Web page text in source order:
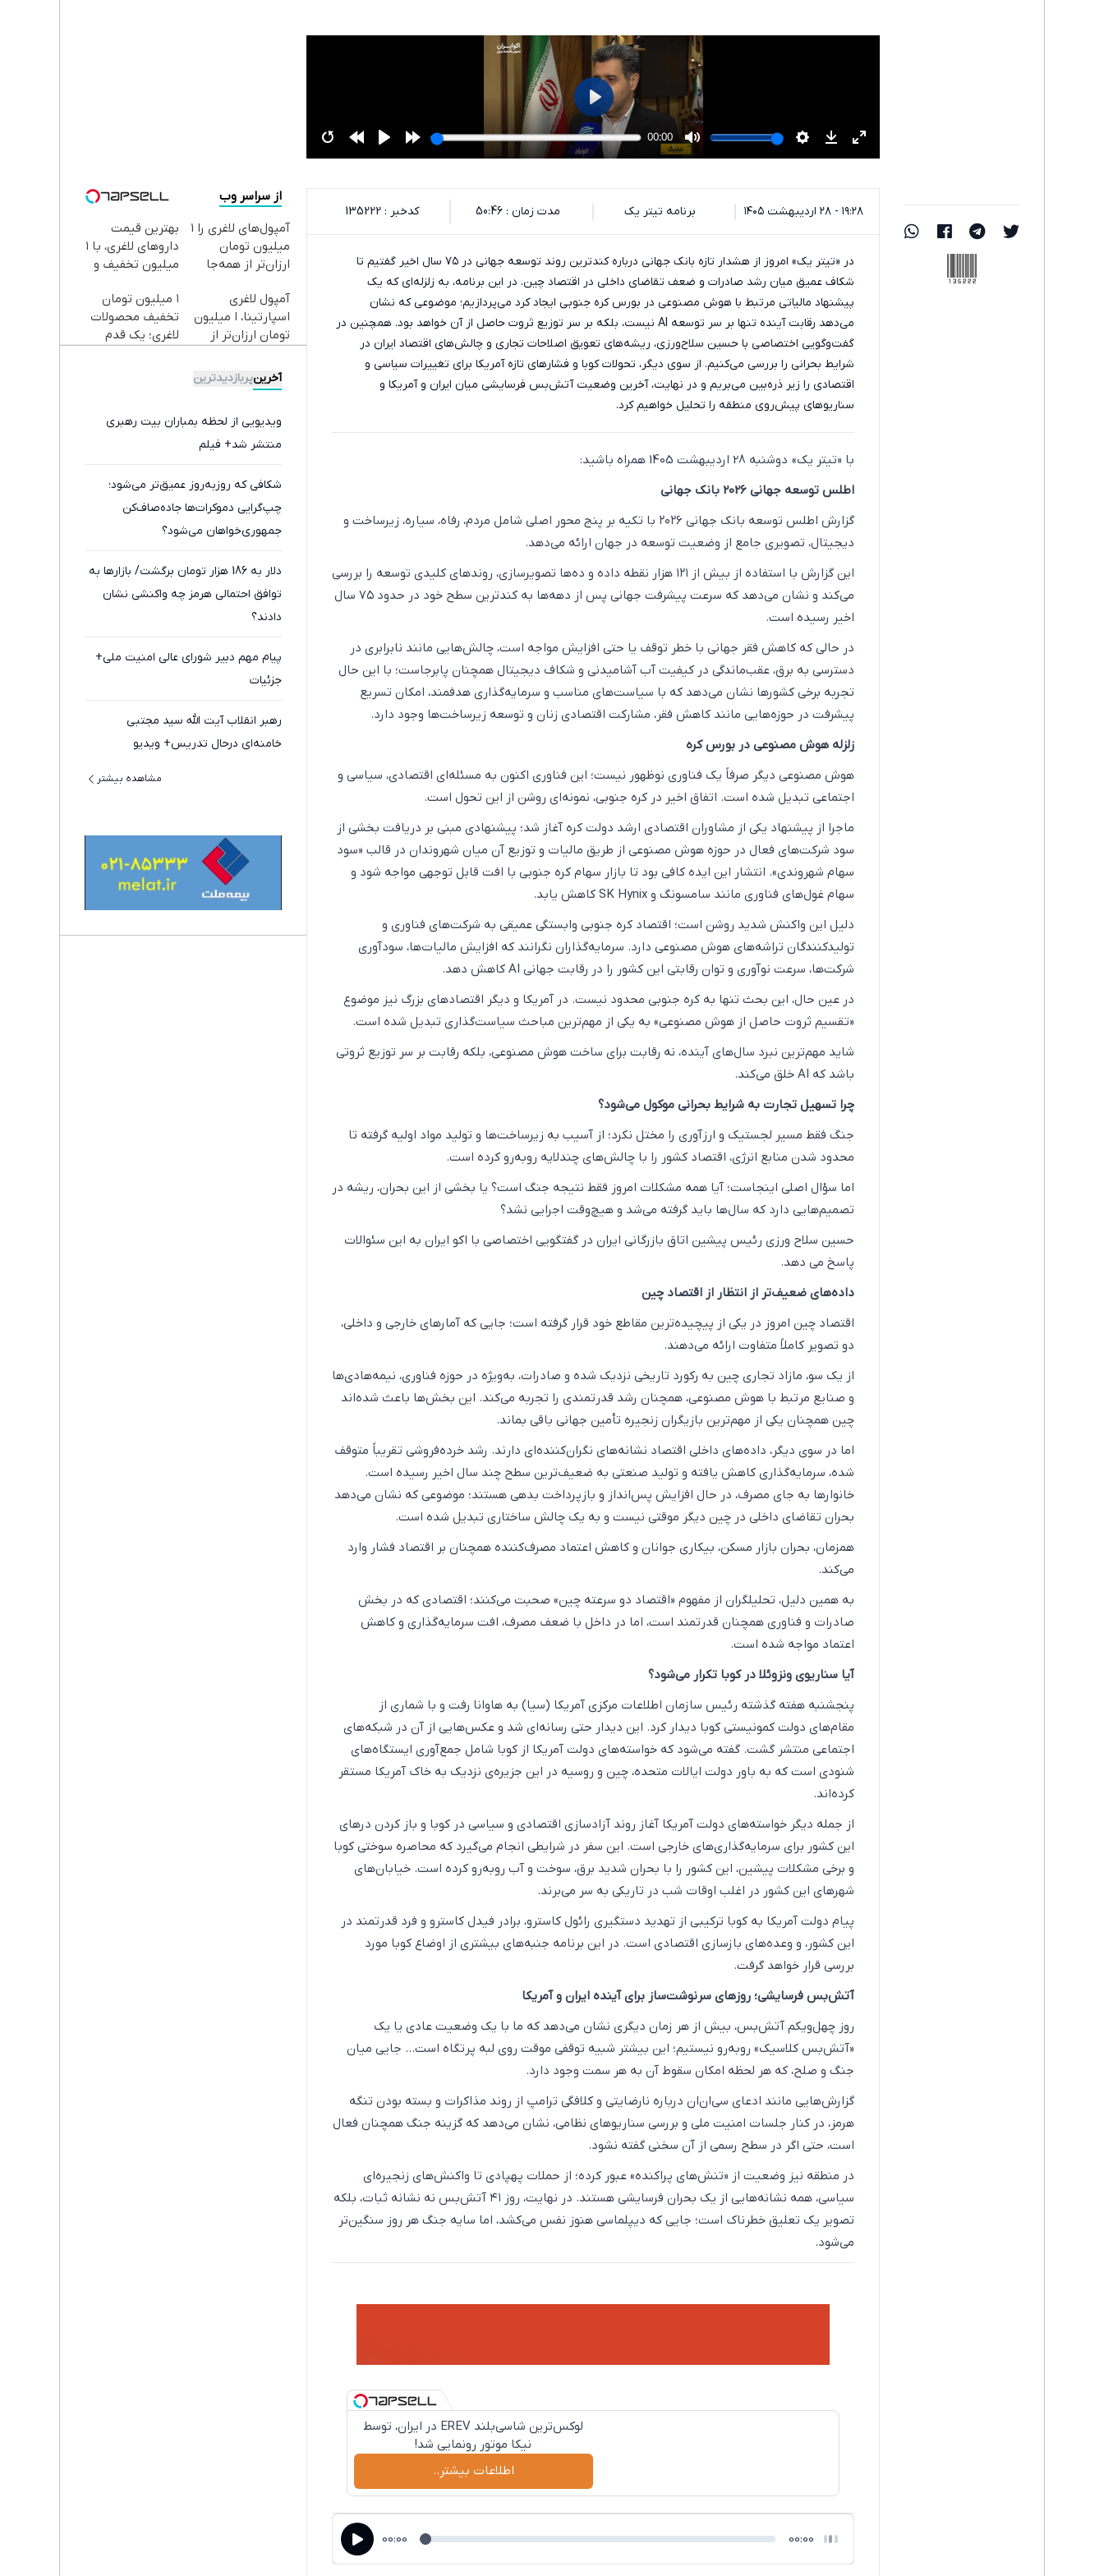
۱۹:۲۸ - ۲۸ اردیبهشت ۱۴۰۵ برنامه تیتر یک مدت زمان : 50:46 کدخبر : 135222
در «تیتر یک» امروز از هشدار تازه بانک جهانی درباره کندترین روند توسعه جهانی در ۷۵ سال اخیر گفتیم تا
شکاف عمیق میان رشد صادرات و ضعف تقاضای داخلی در اقتصاد چین. در این برنامه، به زلزله‌ای که یک
پیشنهاد مالیاتی مرتبط با هوش مصنوعی در بورس کره جنوبی ایجاد کرد می‌پردازیم؛ موضوعی که نشان
می‌دهد رقابت آینده تنها بر سر توسعه AI نیست، بلکه بر سر توزیع ثروت حاصل از آن خواهد بود. همچنین در
گفت‌وگویی اختصاصی با حسین سلاح‌ورزی، ریشه‌های تعویق اصلاحات تجاری و چالش‌های اقتصاد ایران در
شرایط بحرانی را بررسی می‌کنیم. از سوی دیگر، تحولات کوبا و فشارهای تازه آمریکا برای تغییرات سیاسی و
اقتصادی را زیر ذره‌بین می‌بریم و در نهایت، آخرین وضعیت آتش‌بس فرسایشی میان ایران و آمریکا و
سناریوهای پیش‌روی منطقه را تحلیل خواهیم کرد.
با «تیتر یک» دوشنبه 28 اردیبهشت 1405 همراه باشید:
اطلس توسعه جهانی 2026 بانک جهانی
گزارش اطلس توسعه بانک جهانی ۲۰۲۶ با تکیه بر پنج محور اصلی شامل مردم، رفاه، سیاره، زیرساخت و
دیجیتال، تصویری جامع از وضعیت توسعه در جهان ارائه می‌دهد.
این گزارش با استفاده از بیش از ۱۲۱ هزار نقطه داده و ده‌ها تصویرسازی، روندهای کلیدی توسعه را بررسی
می‌کند و نشان می‌دهد که سرعت پیشرفت جهانی پس از دهه‌ها به کندترین سطح خود در حدود ۷۵ سال
اخیر رسیده است.
در حالی که کاهش فقر جهانی با خطر توقف یا حتی افزایش مواجه است، چالش‌هایی مانند نابرابری در
دسترسی به برق، عقب‌ماندگی در کیفیت آب آشامیدنی و شکاف دیجیتال همچنان پابرجاست؛ با این حال
تجربه برخی کشورها نشان می‌دهد که با سیاست‌های مناسب و سرمایه‌گذاری هدفمند، امکان تسریع
پیشرفت در حوزه‌هایی مانند کاهش فقر، مشارکت اقتصادی زنان و توسعه زیرساخت‌ها وجود دارد.
زلزله هوش مصنوعی در بورس کره
هوش مصنوعی دیگر صرفاً یک فناوری نوظهور نیست؛ این فناوری اکنون به مسئله‌ای اقتصادی، سیاسی و
اجتماعی تبدیل شده است. اتفاق اخیر در کره جنوبی، نمونه‌ای روشن از این تحول است.
ماجرا از پیشنهاد یکی از مشاوران اقتصادی ارشد دولت کره آغاز شد؛ پیشنهادی مبنی بر دریافت بخشی از
سود شرکت‌های فعال در حوزه هوش مصنوعی از طریق مالیات و توزیع آن میان شهروندان در قالب «سود
سهام شهروندی». انتشار این ایده کافی بود تا بازار سهام کره جنوبی با افت قابل توجهی مواجه شود و
سهام غول‌های فناوری مانند سامسونگ و SK Hynix کاهش یابد.
دلیل این واکنش شدید روشن است؛ اقتصاد کره جنوبی وابستگی عمیقی به شرکت‌های فناوری و
تولیدکنندگان تراشه‌های هوش مصنوعی دارد. سرمایه‌گذاران نگرانند که افزایش مالیات‌ها، سودآوری
شرکت‌ها، سرعت نوآوری و توان رقابتی این کشور را در رقابت جهانی AI کاهش دهد.
در عین حال، این بحث تنها به کره جنوبی محدود نیست. در آمریکا و دیگر اقتصادهای بزرگ نیز موضوع
«تقسیم ثروت حاصل از هوش مصنوعی» به یکی از مهم‌ترین مباحث سیاست‌گذاری تبدیل شده است.
شاید مهم‌ترین نبرد سال‌های آینده، نه رقابت برای ساخت هوش مصنوعی، بلکه رقابت بر سر توزیع ثروتی
باشد که AI خلق می‌کند.
چرا تسهیل تجارت به شرایط بحرانی موکول می‌شود؟
جنگ فقط مسیر لجستیک و ارزآوری را مختل نکرد؛ از آسیب به زیرساخت‌ها و تولید مواد اولیه گرفته تا
محدود شدن منابع انرژی، اقتصاد کشور را با چالش‌های چندلایه روبه‌رو کرده است.
اما سؤال اصلی اینجاست؛ آیا همه مشکلات امروز فقط نتیجه جنگ است؟ یا بخشی از این بحران، ریشه در
تصمیم‌هایی دارد که سال‌ها باید گرفته می‌شد و هیچ‌وقت اجرایی نشد؟
حسین سلاح ورزی رئیس پیشین اتاق بازرگانی ایران در گفتگویی اختصاصی با اکو ایران به این سئوالات
پاسخ می دهد.
داده‌های ضعیف‌تر از انتظار از اقتصاد چین
اقتصاد چین امروز در یکی از پیچیده‌ترین مقاطع خود قرار گرفته است؛ جایی که آمارهای خارجی و داخلی،
دو تصویر کاملاً متفاوت ارائه می‌دهند.
از یک سو، مازاد تجاری چین به رکورد تاریخی نزدیک شده و صادرات، به‌ویژه در حوزه فناوری، نیمه‌هادی‌ها
و صنایع مرتبط با هوش مصنوعی، همچنان رشد قدرتمندی را تجربه می‌کند. این بخش‌ها باعث شده‌اند
چین همچنان یکی از مهم‌ترین بازیگران زنجیره تأمین جهانی باقی بماند.
اما در سوی دیگر، داده‌های داخلی اقتصاد نشانه‌های نگران‌کننده‌ای دارند. رشد خرده‌فروشی تقریباً متوقف
شده، سرمایه‌گذاری کاهش یافته و تولید صنعتی به ضعیف‌ترین سطح چند سال اخیر رسیده است.
خانوارها به جای مصرف، در حال افزایش پس‌انداز و بازپرداخت بدهی هستند؛ موضوعی که نشان می‌دهد
بحران تقاضای داخلی در چین دیگر موقتی نیست و به یک چالش ساختاری تبدیل شده است.
همزمان، بحران بازار مسکن، بیکاری جوانان و کاهش اعتماد مصرف‌کننده همچنان بر اقتصاد فشار وارد
می‌کند.
به همین دلیل، تحلیلگران از مفهوم «اقتصاد دو سرعته چین» صحبت می‌کنند؛ اقتصادی که در بخش
صادرات و فناوری همچنان قدرتمند است، اما در داخل با ضعف مصرف، افت سرمایه‌گذاری و کاهش
اعتماد مواجه شده است.
آیا سناریوی ونزوئلا در کوبا تکرار می‌شود؟
پنجشنبه هفته گذشته رئیس سازمان اطلاعات مرکزی آمریکا (سیا) به هاوانا رفت و با شماری از
مقام‌های دولت کمونیستی کوبا دیدار کرد. این دیدار حتی رسانه‌ای شد و عکس‌هایی از آن در شبکه‌های
اجتماعی منتشر گشت. گفته می‌شود که خواسته‌های دولت آمریکا از کوبا شامل جمع‌آوری ایستگاه‌های
شنودی است که به باور دولت ایالات متحده، چین و روسیه در این جزیره‌ی نزدیک به خاک آمریکا مستقر
کرده‌اند.
از جمله دیگر خواسته‌های دولت آمریکا آغاز روند آزادسازی اقتصادی و سیاسی در کوبا و باز کردن درهای
این کشور برای سرمایه‌گذاری‌های خارجی است. این سفر در شرایطی انجام می‌گیرد که محاصره سوختی کوبا
و برخی مشکلات پیشین، این کشور را با بحران شدید برق، سوخت و آب روبه‌رو کرده است. خیابان‌های
شهرهای این کشور در اغلب اوقات شب در تاریکی به سر می‌برند.
پیام دولت آمریکا به کوبا ترکیبی از تهدید دستگیری رائول کاسترو، برادر فیدل کاسترو و فرد قدرتمند در
این کشور، و وعده‌های بازسازی اقتصادی است. در این برنامه جنبه‌های بیشتری از اوضاع کوبا مورد
بررسی قرار خواهد گرفت.
آتش‌بس فرسایشی؛ روزهای سرنوشت‌ساز برای آینده ایران و آمریکا
روز چهل‌ویکم آتش‌بس، بیش از هر زمان دیگری نشان می‌دهد که ما با یک وضعیت عادی یا یک
«آتش‌بس کلاسیک» روبه‌رو نیستیم؛ این بیشتر شبیه توقفی موقت روی لبه پرتگاه است… جایی میان
جنگ و صلح، که هر لحظه امکان سقوط آن به هر سمت وجود دارد.
گزارش‌هایی مانند ادعای سی‌ان‌ان درباره نارضایتی و کلافگی ترامپ از روند مذاکرات و بسته بودن تنگه
هرمز، در کنار جلسات امنیت ملی و بررسی سناریوهای نظامی، نشان می‌دهد که گزینه جنگ همچنان فعال
است، حتی اگر در سطح رسمی از آن سخنی گفته نشود.
در منطقه نیز وضعیت از «تنش‌های پراکنده» عبور کرده؛ از حملات پهپادی تا واکنش‌های زنجیره‌ای
سیاسی، همه نشانه‌هایی از یک بحران فرسایشی هستند. در نهایت، روز ۴۱ آتش‌بس نه نشانه ثبات، بلکه
تصویر یک تعلیق خطرناک است؛ جایی که دیپلماسی هنوز نفس می‌کشد، اما سایه جنگ هر روز سنگین‌تر
می‌شود.
لوکس‌ترین شاسی‌بلند EREV در ایران، توسط
نیکا موتور رونمایی شد!
اطلاعات بیشتر..
00:00 00:00
از سراسر وب
آمپول‌های لاغری را ۱
میلیون تومان
ارزان‌تر از همه‌جا
بهترین قیمت
داروهای لاغری، با ۱
میلیون تخفیف و
آمپول لاغری
اسپارتینا، ا میلیون
تومان ارزان‌تر از
۱ میلیون تومان
تخفیف محصولات
لاغری؛ یک قدم
آخرینپربازدیدترین
ویدیویی از لحظه بمباران بیت رهبری
منتشر شد+ فیلم
شکافی که روزبه‌روز عمیق‌تر می‌شود؛
چپ‌گرایی دموکرات‌ها جاده‌صاف‌کن
جمهوری‌خواهان می‌شود؟
دلار به 186 هزار تومان برگشت/ بازارها به
توافق احتمالی هرمز چه واکنشی نشان
دادند؟
پیام مهم دبیر شورای عالی امنیت ملی+
جزئیات
رهبر انقلاب آیت الله سید مجتبی
خامنه‌ای درحال تدریس+ ویدیو
مشاهده بیشتر